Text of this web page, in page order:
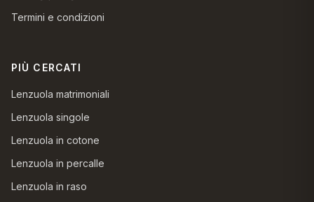
Termini e condizioni
PIÙ CERCATI
Lenzuola matrimoniali
Lenzuola singole
Lenzuola in cotone
Lenzuola in percalle
Lenzuola in raso